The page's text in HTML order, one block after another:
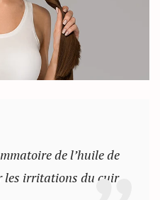
de l’huile de
les irritations du cuir